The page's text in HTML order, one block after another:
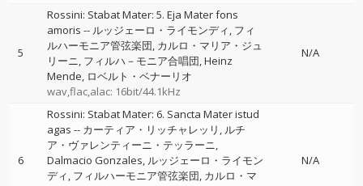
5
Rossini: Stabat Mater: 5. Eja Mater fons
amoris -- ルッジェーロ・ライモンディ フィ
ルハーモニア管弦楽団 カルロ・マリア・ジュ
リーニ フィルハ－モニア合唱団 Heinz
Mende ロベルト・ベナーリオ
wav,flac,alac: 16bit/44.1kHz
N/A
6
Rossini: Stabat Mater: 6. Sancta Mater istud
agas -- カーティア・リッチャレッリ ルチ
ア・ヴァレンティーニ・テッラーニ
Dalmacio Gonzales ルッジェーロ・ライモン
ディ フィルハーモニア管弦楽団 カルロ・マ
N/A